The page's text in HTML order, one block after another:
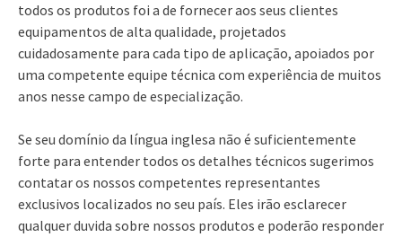
todos os produtos foi a de fornecer aos seus clientes
equipamentos de alta qualidade, projetados
cuidadosamente para cada tipo de aplicação, apoiados por
uma competente equipe técnica com experiência de muitos
anos nesse campo de especialização.
Se seu domínio da língua inglesa não é suficientemente
forte para entender todos os detalhes técnicos sugerimos
contatar os nossos competentes representantes
exclusivos localizados no seu país. Eles irão esclarecer
qualquer duvida sobre nossos produtos e poderão responder